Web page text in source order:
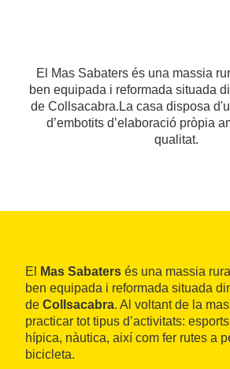
El Mas Sabaters és una massia
ben equipada i reformada situada
de Collsacabra.La casa disposa
d’embotits d’elaboració pròpia
qualitat.
El Mas Sabaters és una massia
ben equipada i reformada situada
de Collsacabra. Al voltant de la
practicar tot tipus d’activitats:
hípica, nàutica, així com fer rutes a
bicicleta.